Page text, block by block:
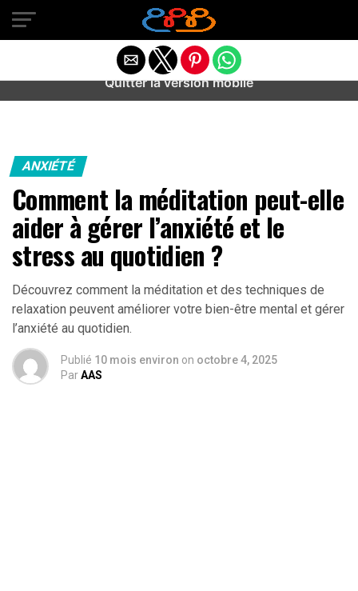
Warning
: preg_match(): Unknown modifier '/' in
/home/u589487443/domains/aideanxietestress.fr/
content/plugins/idev-post-views/includes/class-bots.php
ANXIÉTÉ
Comment la méditation peut-elle
aider à gérer l’anxiété et le
stress au quotidien ?
Découvrez comment la méditation et des techniques de
relaxation peuvent améliorer votre bien-être mental et gérer
l’anxiété au quotidien.
Publié 10 mois environ on octobre 4, 2025
ParAAS
Quitter la version mobile